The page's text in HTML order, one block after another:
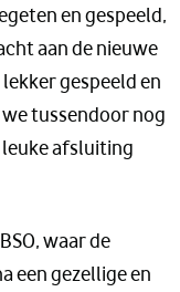
en gespeeld,
aan de nieuwe
gespeeld en
tussendoor nog
afsluiting
waar de
een gezellige en